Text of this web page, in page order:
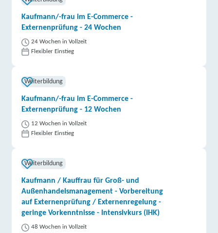
Kaufmann/-frau im E-Commerce -
Externenprüfung - 24 Wochen
24 Wochen in Vollzeit
Flexibler Einstieg
Weiterbildung
Kaufmann/-frau im E-Commerce -
Externenprüfung - 12 Wochen
12 Wochen in Vollzeit
Flexibler Einstieg
Weiterbildung
Kaufmann / Kauffrau für Groß- und
Außenhandelsmanagement - Vorbereitung
auf Externenprüfung / Externenregelung -
geringe Vorkenntnisse - Intensivkurs (IHK)
48 Wochen in Vollzeit